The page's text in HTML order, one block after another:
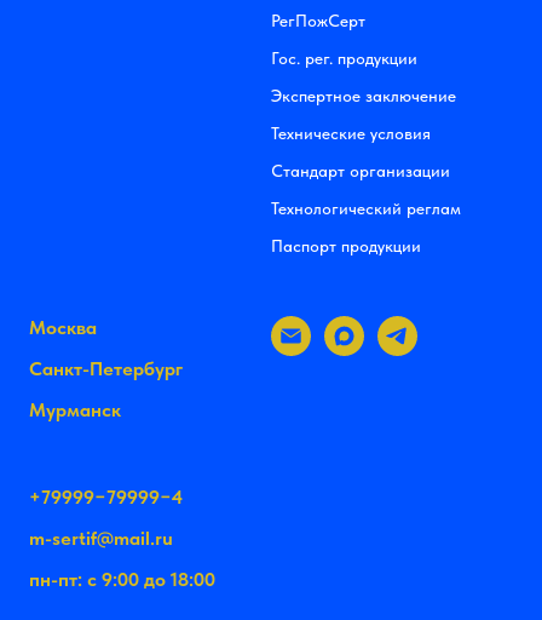
РегПожСерт
Гос. рег. продукции
Экспертное заключение
Технические условия
Стандарт организации
Технологический реглам
Паспорт продукции
Москва
Санкт-Петербург
Мурманск
+79999−79999−4
m-sertif@mail.ru
пн-пт: с 9:00 до 18:00